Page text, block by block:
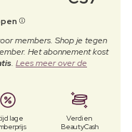
members. Shop je tegen
Het abonnement kost
. Lees meer over de
lage
Verdien
BeautyCash